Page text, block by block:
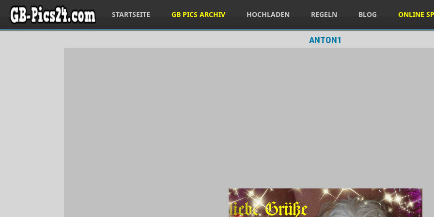
STARTSEITE GB PICS ARCHIV HOCHLADEN REGELN BLOG ONLINE
ANTON1